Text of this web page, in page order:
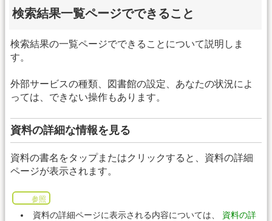
検索結果一覧ページでできること
検索結果の一覧ページでできることについて説明しま
す。
外部サービスの種類、図書館の設定、あなたの状況によ
っては、できない操作もあります。
資料の詳細な情報を見る
資料の書名をタップまたはクリックすると、資料の詳細
ページが表示されます。
参照
資料の詳細ページに表示される内容については、 資料の詳